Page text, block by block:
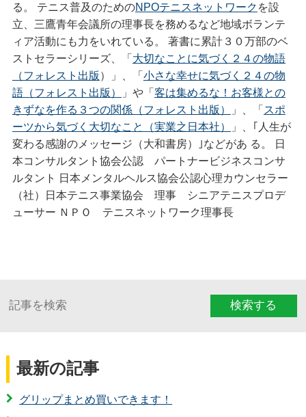
る。 テニス普及のためのNPOテニスネットワーク を設
立、三鷹青年会議所の理事長を務めるなど地域ボランテ
ィア活動にも力をいれている。 著書に累計３０万部のベ
ストセラーシリーズ、「 大切なことに気づく２４の物語
（フォレスト出版 ）」、「 小さな幸せに気づく２４の物
語（フォレスト出版）
」や「 客は集めるな！お客様との
きずなを作る３つの関係（フォレスト出版）
」、「 スポ
ーツから気づく大切なこと（実業之日本社）
」、｢人生が
変わる感謝のメッセージ（大和書房）｣などがあ る。 日
本コンサルタント協会公認 パートナービジネスコンサ
ルタント 日本メンタルヘルス協会公認心理カウンセラー
（社）日本テニス事業協会 理事 シニアテニスプロデ
ューサー ＮＰＯ テニスネットワーク理事長
検索する
最新の記事
グリップまとめ買いできます！